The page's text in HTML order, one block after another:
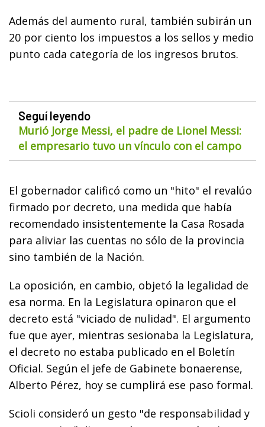
Además del aumento rural, también subirán un
20 por ciento los impuestos a los sellos y medio
punto cada categoría de los ingresos brutos.
Seguí leyendo
Murió Jorge Messi, el padre de Lionel Messi:
el empresario tuvo un vínculo con el campo
El gobernador calificó como un "hito" el revalúo
firmado por decreto, una medida que había
recomendado insistentemente la Casa Rosada
para aliviar las cuentas no sólo de la provincia
sino también de la Nación.
La oposición, en cambio, objetó la legalidad de
esa norma. En la Legislatura opinaron que el
decreto está "viciado de nulidad". El argumento
fue que ayer, mientras sesionaba la Legislatura,
el decreto no estaba publicado en el Boletín
Oficial. Según el jefe de Gabinete bonaerense,
Alberto Pérez, hoy se cumplirá ese paso formal.
Scioli consideró un gesto "de responsabilidad y